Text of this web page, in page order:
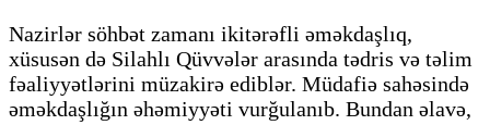
Nazirlər söhbət zamanı ikitərəfli əməkdaşlıq,
xüsusən də Silahlı Qüvvələr arasında tədris və təlim
fəaliyyətlərini müzakirə ediblər. Müdafiə sahəsində
əməkdaşlığın əhəmiyyəti vurğulanıb. Bundan əlavə,